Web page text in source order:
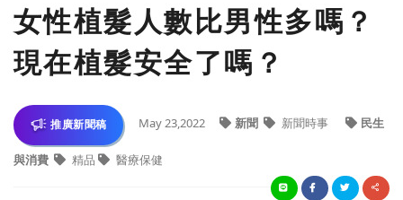
女性植髮人數比男性多嗎？
現在植髮安全了嗎？
推廣新聞稿 May 23,2022 新聞 新聞時事 民生
與消費 精品 醫療保健